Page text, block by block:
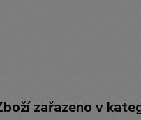
zařazeno v